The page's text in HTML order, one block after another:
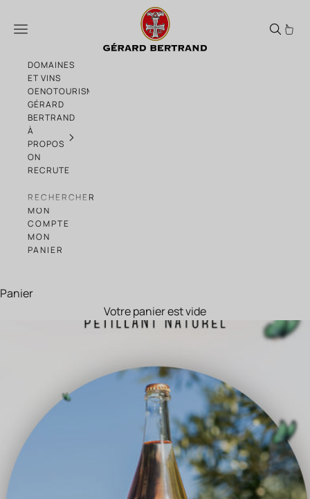
Papilou : pétillant par nature
Menu
DOMAINES
ET VINS
OENOTOURISME
GÉRARD
BERTRAND
À
PROPOS
ON
RECRUTE
RECHERCHER
MON
COMPTE
MON
PANIER
Panier
Votre panier est vide